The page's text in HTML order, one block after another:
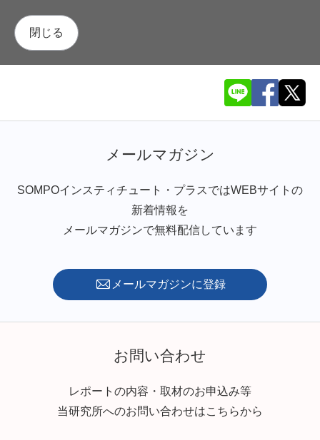
閉じる
メールマガジン
SOMPOインスティチュート・プラスではWEBサイトの
新着情報を
メールマガジンで無料配信しています
メールマガジンに登録
お問い合わせ
レポートの内容・取材のお申込み等
当研究所へのお問い合わせはこちらから